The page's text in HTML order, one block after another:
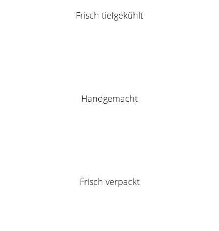
Frisch tiefgekühlt
Handgemacht
Frisch verpackt